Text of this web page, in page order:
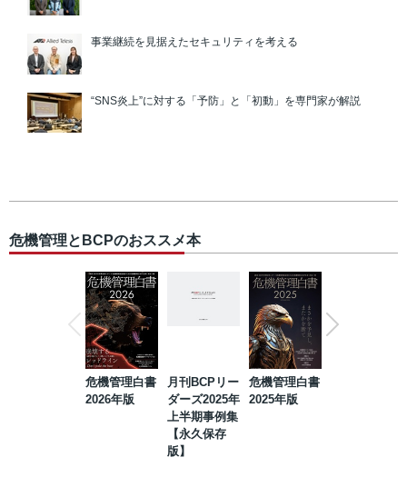
事業継続を見据えたセキュリティを考える
“SNS炎上”に対する「予防」と「初動」を専門家が解説
危機管理とBCPのおススメ本
危機管理白書
2026年版
月刊BCPリー
ダーズ2025年
上半期事例集
【永久保存
版】
危機管理白書
2025年版